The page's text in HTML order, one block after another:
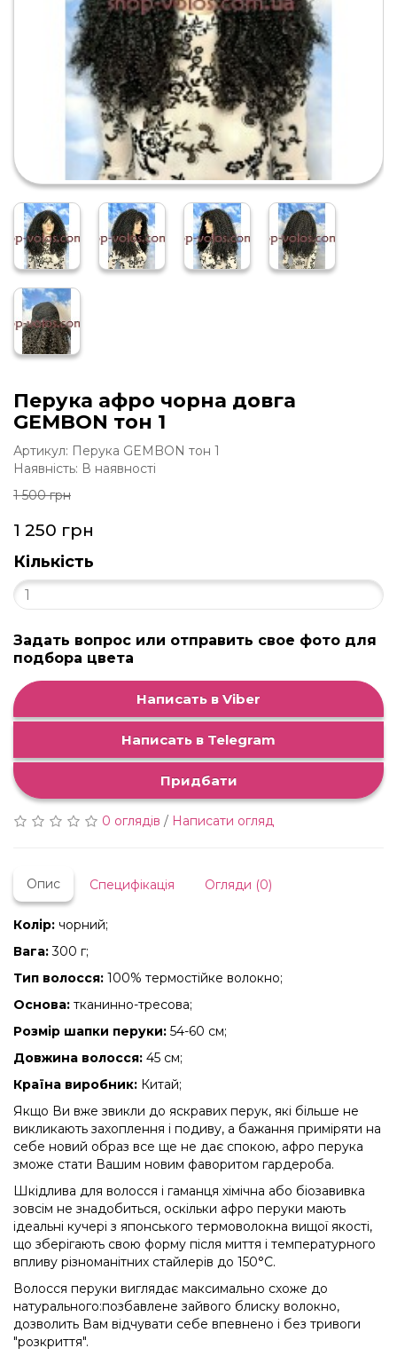
Перука афро чорна довга
GEMBON тон 1
Артикул: Перука GEMBON тон 1
Наявність: В наявності
1 500 грн
1 250 грн
Кількість
Задать вопрос или отправить свое фото для
подбора цвета
Написать в Viber
Написать в Telegram
Придбати
0 оглядів / Написати огляд
Опис Специфікація Огляди (0)
Колір: чорний;
Вага:300 г;
Тип волосся: 100% термостійке волокно;
Основа: тканинно-тресова;
Розмір шапки перуки: 54-60 см;
Довжина волосся: 45 см;
Країна виробник: Китай;
Якщо Ви вже звикли до яскравих перук, які більше не
викликають захоплення і подиву, а бажання приміряти на
себе новий образ все ще не дає спокою, афро перука
зможе стати Вашим новим фаворитом гардероба.
Шкідлива для волосся і гаманця хімічна або біозавивка
зовсім не знадобиться, оскільки афро перуки мають
ідеальні кучері з японського термоволокна вищої якості,
що зберігають свою форму після миття і температурного
впливу різноманітних стайлерів до 150°C.
Волосся перуки виглядає максимально схоже до
натурального:позбавлене зайвого блиску волокно,
дозволить Вам відчувати себе впевнено і без тривоги
"розкриття".